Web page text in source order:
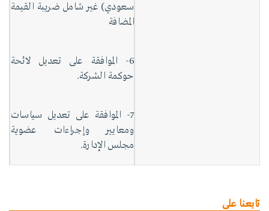
سعودي) غير شامل ضريبة القيمة
المضافة
6- الموافقة على تعديل لائحة
حوكمة الشركة.
7- الموافقة على تعديل سياسات
ومعايير وإجراءات عضوية
مجلس الإدارة.
تابعنا على